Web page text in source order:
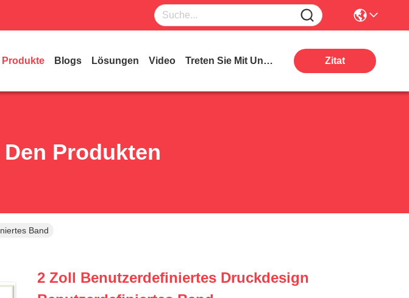
Produkte Blogs Lösungen Video Treten Sie Mit Uns In Verbindung Zitat
Produkten
Band
2 Zoll Benutzerdefiniertes Druckdesign